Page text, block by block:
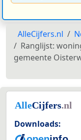
AlleCijfers.nl
Ranglijst:
gemeente
Downloads: